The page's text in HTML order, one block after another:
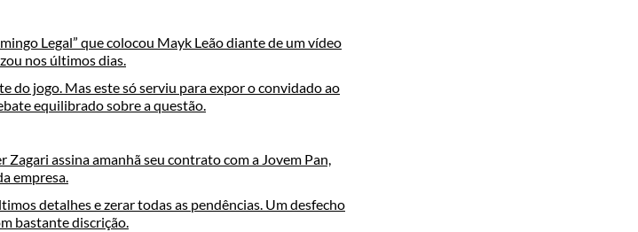
Legal” que colocou Mayk Leão diante de um vídeo
nos últimos dias.
do jogo. Mas este só serviu para expor o convidado ao
equilibrado sobre a questão.
assina amanhã seu contrato com a Jovem Pan,
empresa.
detalhes e zerar todas as pendências. Um desfecho
bastante discrição.